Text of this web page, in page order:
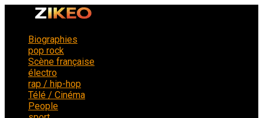
Biographies
pop rock
Scène française
électro
rap / hip-hop
Télé / Cinéma
People